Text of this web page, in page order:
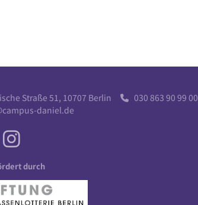
Straße 51, 10707 Berlin  030 863 90 99 00
daniel.de
durch